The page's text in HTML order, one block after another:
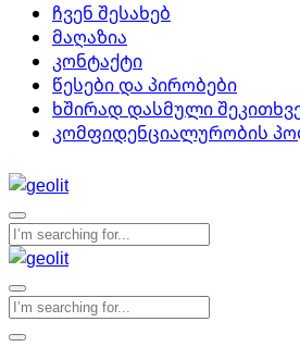
ჩვენ შესახებ
მაღაზია
კონტაქტი
წესები და პირობები
ხშირად დასმული
კომფიდენციალურობის